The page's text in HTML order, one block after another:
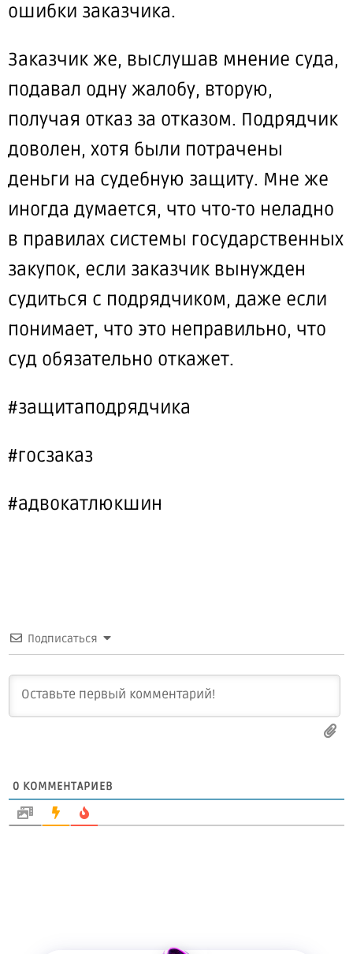
ошибки заказчика.
Заказчик же, выслушав мнение суда,
подавал одну жалобу, вторую,
получая отказ за отказом. Подрядчик
доволен, хотя были потрачены
деньги на судебную защиту. Мне же
иногда думается, что что-то неладно
в правилах системы государственных
закупок, если заказчик вынужден
судиться с подрядчиком, даже если
понимает, что это неправильно, что
суд обязательно откажет.
#защитаподрядчика
#госзаказ
#адвокатлюкшин
Подписаться
0 КОММЕНТАРИЕВ